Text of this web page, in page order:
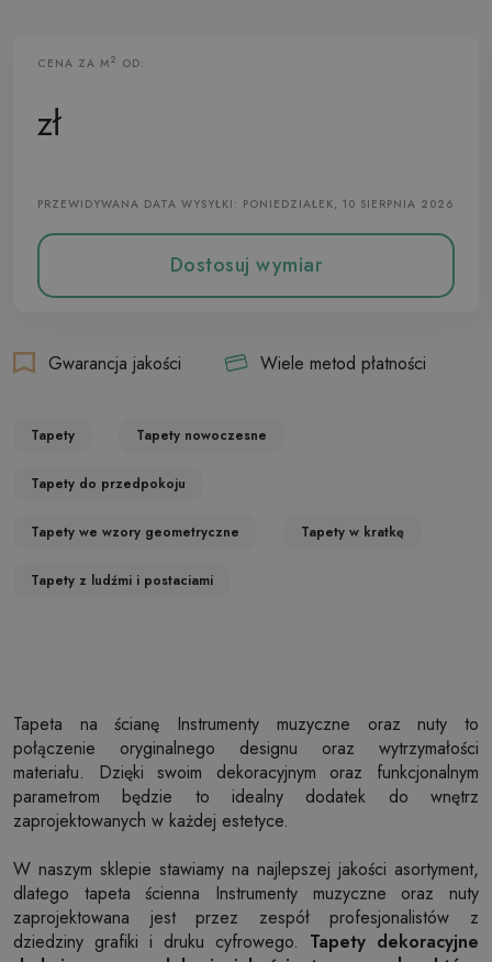
CENA ZA M2 OD:
zł
PRZEWIDYWANA DATA WYSYŁKI: PONIEDZIAŁEK, 10 SIERPNIA 2026
Dostosuj wymiar
Gwarancja jakości Wiele metod płatności
Tapety Tapety nowoczesne
Tapety do przedpokoju
Tapety we wzory geometryczne Tapety w kratkę
Tapety z ludźmi i postaciami
Tapeta na ścianę Instrumenty muzyczne oraz nuty to
połączenie oryginalnego designu oraz wytrzymałości
materiału. Dzięki swoim dekoracyjnym oraz funkcjonalnym
parametrom będzie to idealny dodatek do wnętrz
zaprojektowanych w każdej estetyce.
W naszym sklepie stawiamy na najlepszej jakości asortyment,
dlatego tapeta ścienna Instrumenty muzyczne oraz nuty
zaprojektowana jest przez zespół profesjonalistów z
dziedziny grafiki i druku cyfrowego. Tapety dekoracyjne